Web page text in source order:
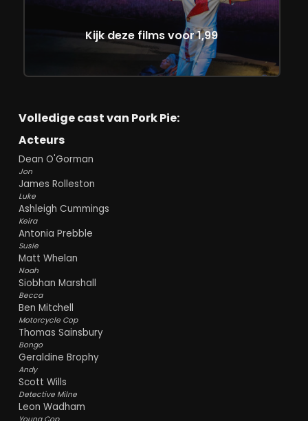
Kijk deze films voor 1,99
Volledige cast van Pork Pie:
Acteurs
Dean O'Gorman
Jon
James Rolleston
Luke
Ashleigh Cummings
Keira
Antonia Prebble
Susie
Matt Whelan
Noah
Siobhan Marshall
Becca
Ben Mitchell
Motorcycle Cop
Thomas Sainsbury
Bongo
Geraldine Brophy
Andy
Scott Wills
Detective Milne
Leon Wadham